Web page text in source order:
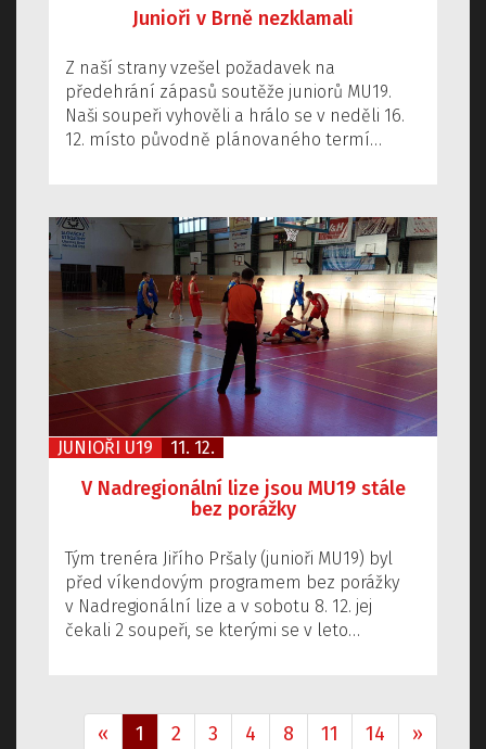
Junioři v Brně nezklamali
Z naší strany vzešel požadavek na
předehrání zápasů soutěže juniorů MU19.
Naši soupeři vyhověli a hrálo se v neděli 16.
12. místo původně plánovaného termí…
JUNIOŘI U19 11. 12.
V Nadregionální lize jsou MU19 stále
bez porážky
Tým trenéra Jiřího Pršaly (junioři MU19) byl
před víkendovým programem bez porážky
v Nadregionální lize a v sobotu 8. 12. jej
čekali 2 soupeři, se kterými se v leto…
« 1 2 3 4 8 11 14 »